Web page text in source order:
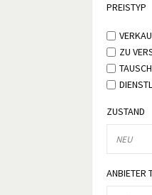
PREISTYP
ZU
ZUSTAND
ANBIETER